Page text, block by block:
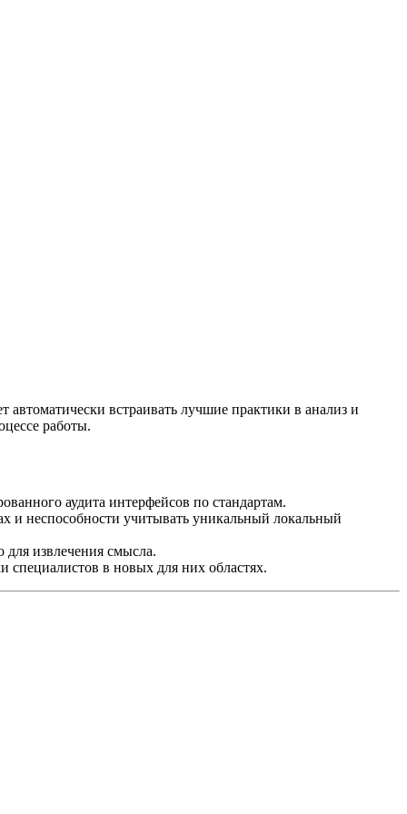
встраивать лучшие практики в анализ и
работы.
аудита интерфейсов по стандартам.
неспособности учитывать уникальный локальный
извлечения смысла.
в новых для них областях.